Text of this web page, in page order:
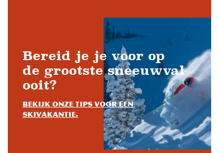
Bereid je je voor op
de grootste sneeuwval
ooit?
Bekijk onze tips voor een
skivakantie.